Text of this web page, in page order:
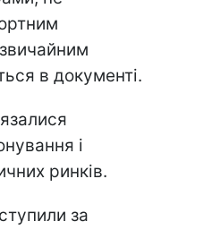
в документі.
і
ринків.
за